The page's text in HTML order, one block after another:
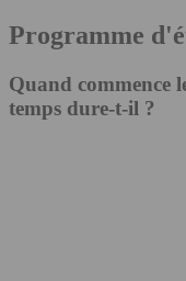
Programme
Quand commence
temps dure-t-il ?